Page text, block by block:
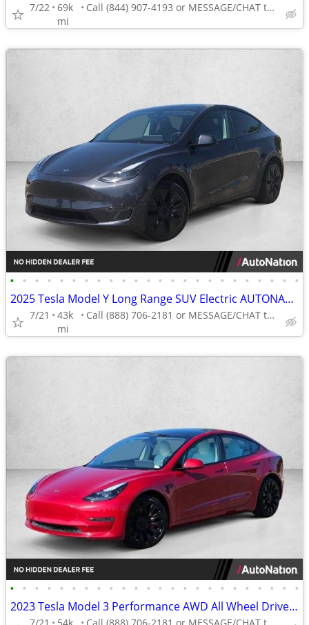
7/22 69k
mi
Call (844) 907-4193 or MESSAGE/CHAT to confirm availability
• • • • • • • • • • • • • • • • • • • • • • • •
2025 Tesla Model Y Long Range SUV Electric AUTONATION
7/21
43k
mi
Call (888) 706-2181 or MESSAGE/CHAT to confirm availability
• • • • • • • • • • • • • • • • • • • • • • • •
2023 Tesla Model 3 Performance AWD All Wheel Drive Electric AUTONATION